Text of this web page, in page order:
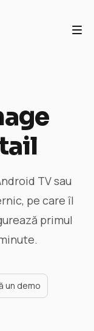
TV sau
pe care îl
primul
un demo